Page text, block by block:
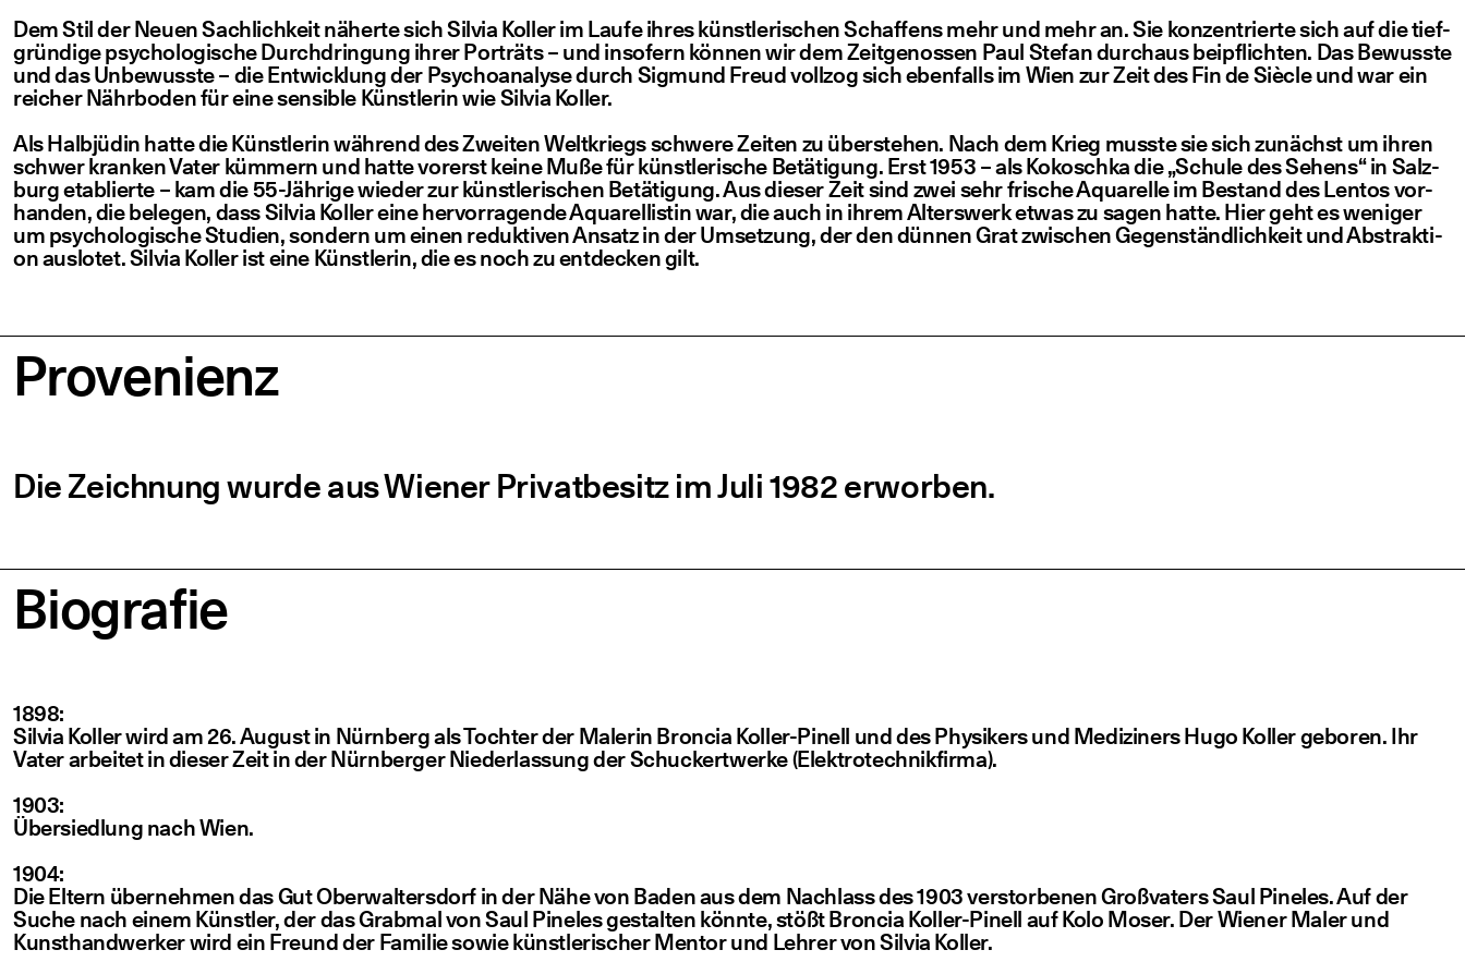
Dem Stil der Neu­en Sach­lich­keit näher­te sich Sil­via Kol­ler im Lau­fe ihres künst­le­ri­schen Schaf­fens mehr und mehr an. Sie kon­zen­trier­te sich auf die tief­
grün­di­ge psy­cho­lo­gi­sche Durch­drin­gung ihrer Por­träts – und inso­fern kön­nen wir dem Zeit­ge­nos­sen Paul Ste­fan durch­aus bei­pflich­ten. Das Bewuss­te
und das Unbe­wuss­te – die Ent­wick­lung der Psy­cho­ana­ly­se durch Sig­mund Freud voll­zog sich eben­falls im Wien zur Zeit des Fin de Siè­cle und war ein
rei­cher Nähr­bo­den für eine sen­si­ble Künst­le­rin wie Sil­via Koller.
Als Halb­jü­din hat­te die Künst­le­rin wäh­rend des Zwei­ten Welt­kriegs schwe­re Zei­ten zu über­ste­hen. Nach dem Krieg muss­te sie sich zunächst um ihren
schwer kran­ken Vater küm­mern und hat­te vor­erst kei­ne Muße für künst­le­ri­sche Betä­ti­gung. Erst 1953 – als Kokosch­ka die„Schu­le des Sehens“ in Salz­
burg eta­blier­te – kam die 55-Jäh­ri­ge wie­der zur künst­le­ri­schen Betä­ti­gung. Aus die­ser Zeit sind zwei sehr fri­sche Aqua­rel­le im Bestand des Lentos vor­
han­den, die bele­gen, dass Sil­via Kol­ler eine her­vor­ra­gen­de Aqua­rel­lis­tin war, die auch in ihrem Alters­werk etwas zu sagen hat­te. Hier geht es weni­ger
um psy­cho­lo­gi­sche Stu­di­en, son­dern um einen reduk­ti­ven Ansatz in der Umset­zung, der den dün­nen Grat zwi­schen Gegen­ständ­lich­keit und Abs­trak­ti­
on aus­lo­tet. Sil­via Kol­ler ist eine Künst­le­rin, die es noch zu ent­de­cken gilt.
Pro­ve­ni­enz
Die Zeich­nung wur­de aus Wie­ner Pri­vat­be­sitz im Juli 1982 erworben.
Bio­gra­fie
1898:
Sil­via Kol­ler wird am 26. August in Nürn­berg als Toch­ter der Male­rin Bron­cia Kol­ler-Pinell und des Phy­si­kers und Medi­zi­ners Hugo Kol­ler gebo­ren. Ihr
Vater arbei­tet in die­ser Zeit in der Nürn­ber­ger Nie­der­las­sung der Schu­ckert­wer­ke (Elek­tro­tech­nik­fir­ma).
1903:
Über­sied­lung nach Wien.
1904:
Die Eltern über­neh­men das Gut Ober­wal­ters­dorf in der Nähe von Baden aus dem Nach­lass des 1903 ver­stor­be­nen Groß­va­ters Saul Pine­les. Auf der
Suche nach einem Künst­ler, der das Grab­mal von Saul Pine­les gestal­ten könn­te, stößt Bron­cia Kol­ler-Pinell auf Kolo Moser. Der Wie­ner Maler und
Kunst­hand­wer­ker wird ein Freund der Fami­lie sowie künst­le­ri­scher Men­tor und Leh­rer von Sil­via Koller.